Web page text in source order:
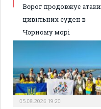
Ворог продовжує атаки
цивільних суден в
Чорному морі
05.08.2026 19:20